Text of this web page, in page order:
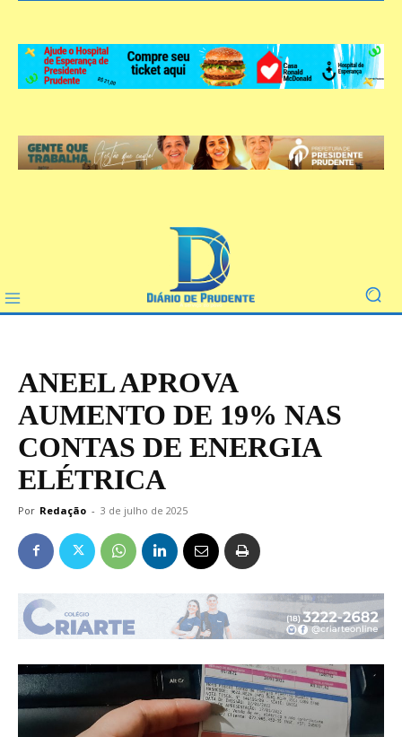
ANEEL APROVA
AUMENTO DE 19% NAS
CONTAS DE ENERGIA
ELÉTRICA
Por Redação - 3 de julho de 2025